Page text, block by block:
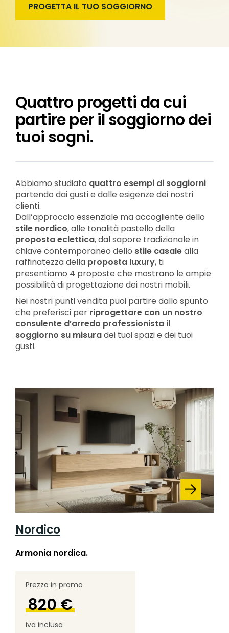
PROGETTA IL TUO SOGGIORNO
Quattro progetti da cui
partire per il soggiorno dei
tuoi sogni.
Abbiamo studiato quattro esempi di soggiorni
partendo dai gusti e dalle esigenze dei nostri
clienti.
Dall’approccio essenziale ma accogliente dello
stile nordico, alle tonalità pastello della
proposta eclettica, dal sapore tradizionale in
chiave contemporaneo dello stile casalealla
raffinatezza della proposta luxury, ti
presentiamo 4 proposte che mostrano le ampie
possibilità di progettazione dei nostri mobili.
Nei nostri punti vendita puoi partire dallo spunto
che preferisci per riprogettare con un nostro
consulente d’arredo professionista il
soggiorno su misuradei tuoi spazi e dei tuoi
gusti.
Nordico
Armonia nordica.
Prezzo in promo
820 €
iva inclusa